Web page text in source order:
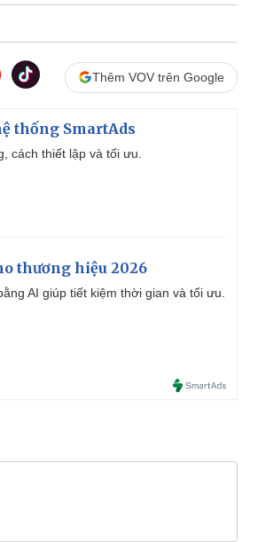
Thêm VOV trên Google
thống SmartAds
cách thiết lập và tối ưu.
thương hiệu 2026
AI giúp tiết kiệm thời gian và tối ưu.